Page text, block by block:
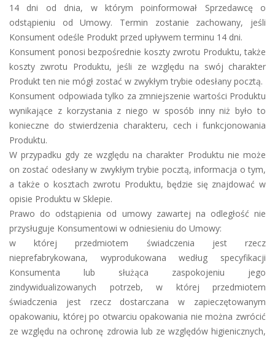
14 dni od dnia, w którym poinformował Sprzedawcę o
odstąpieniu od Umowy. Termin zostanie zachowany, jeśli
Konsument odeśle Produkt przed upływem terminu 14 dni.
Konsument ponosi bezpośrednie koszty zwrotu Produktu, także
koszty zwrotu Produktu, jeśli ze względu na swój charakter
Produkt ten nie mógł zostać w zwykłym trybie odesłany pocztą.
Konsument odpowiada tylko za zmniejszenie wartości Produktu
wynikające z korzystania z niego w sposób inny niż było to
konieczne do stwierdzenia charakteru, cech i funkcjonowania
Produktu.
W przypadku gdy ze względu na charakter Produktu nie może
on zostać odesłany w zwykłym trybie pocztą, informacja o tym,
a także o kosztach zwrotu Produktu, będzie się znajdować w
opisie Produktu w Sklepie.
Prawo do odstąpienia od umowy zawartej na odległość nie
przysługuje Konsumentowi w odniesieniu do Umowy:
w której przedmiotem świadczenia jest rzecz
nieprefabrykowana, wyprodukowana według specyfikacji
Konsumenta lub służąca zaspokojeniu jego
zindywidualizowanych potrzeb, w której przedmiotem
świadczenia jest rzecz dostarczana w zapieczętowanym
opakowaniu, której po otwarciu opakowania nie można zwrócić
ze względu na ochronę zdrowia lub ze względów higienicznych,